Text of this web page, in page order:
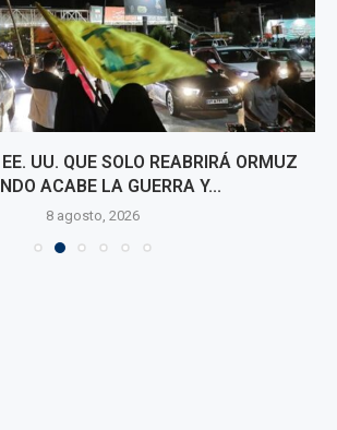
UU. QUE SOLO REABRIRÁ ORMUZ
ACABE LA GUERRA Y...
8 agosto, 2026